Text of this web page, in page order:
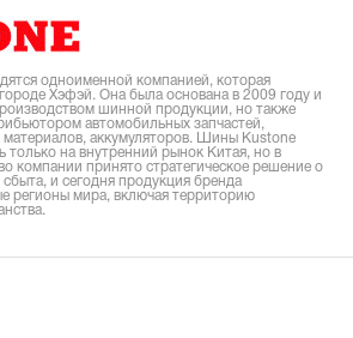
одноименной компанией, которая
Хэфэй. Она была основана в 2009 году и
шинной продукции, но также
автомобильных запчастей,
аккумуляторов. Шины Kustone
только на внутренний рынок Китая, но в
компании принято стратегическое решение о
и сегодня продукция бренда
регионы мира, включая территорию